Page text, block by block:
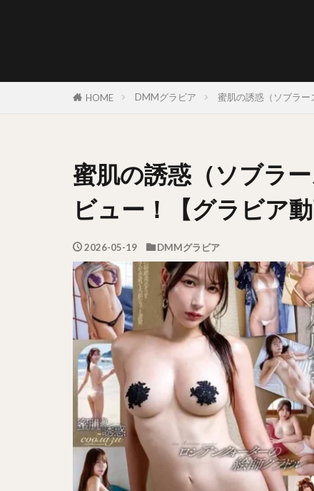
HOME DMMグラビア 蜜肌の誘惑（ソブラー
蜜肌の誘惑（ソブラ
ビュー！【グラビア動
2026-05-19 DMMグラビア